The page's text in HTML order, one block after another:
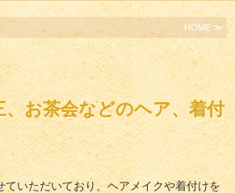
HOME ≫
、お茶会などのヘア、着付
ていただいており、ヘアメイクや着付けを